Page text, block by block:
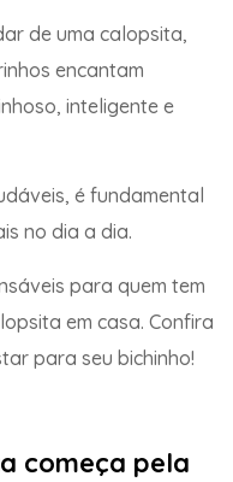
de uma calopsita,
encantam
inteligente e
é fundamental
no dia a dia.
para quem tem
em casa. Confira
para seu bichinho!
começa pela